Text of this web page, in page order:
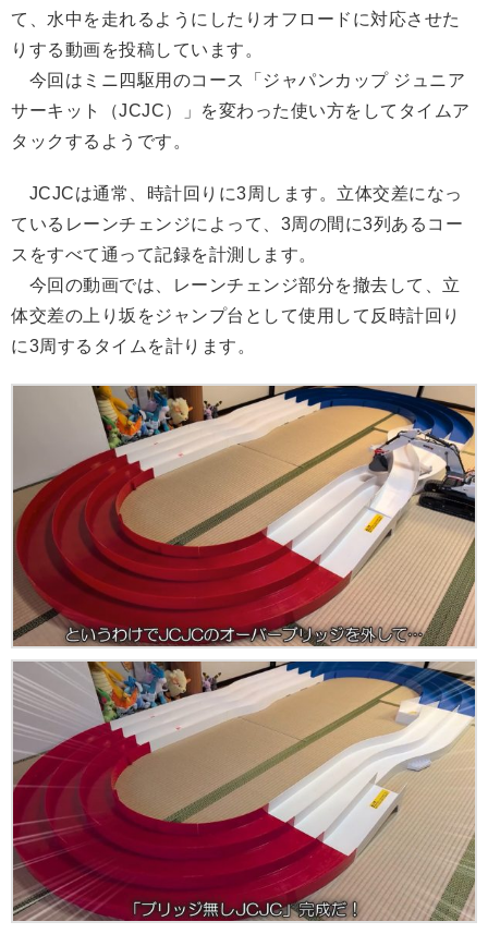
て、水中を走れるようにしたりオフロードに対応させた
りする動画を投稿しています。
今回はミニ四駆用のコース「ジャパンカップ ジュニア
サーキット（JCJC）」を変わった使い方をしてタイムア
タックするようです。
JCJCは通常、時計回りに3周します。立体交差になっ
ているレーンチェンジによって、3周の間に3列あるコー
スをすべて通って記録を計測します。
今回の動画では、レーンチェンジ部分を撤去して、立
体交差の上り坂をジャンプ台として使用して反時計回り
に3周するタイムを計ります。